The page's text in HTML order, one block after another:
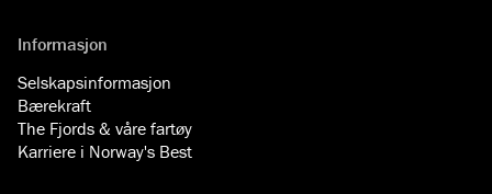
Informasjon
Selskapsinformasjon
Bærekraft
The Fjords & våre fartøy
Karriere i Norway's Best